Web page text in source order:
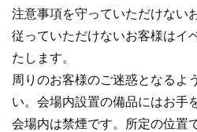
注意事項を守っていただけない
従っていただけないお客様はイ
たします。
周りのお客様のご迷惑となるよ
い。会場内設置の備品にはお手
会場内は禁煙です。所定の位置